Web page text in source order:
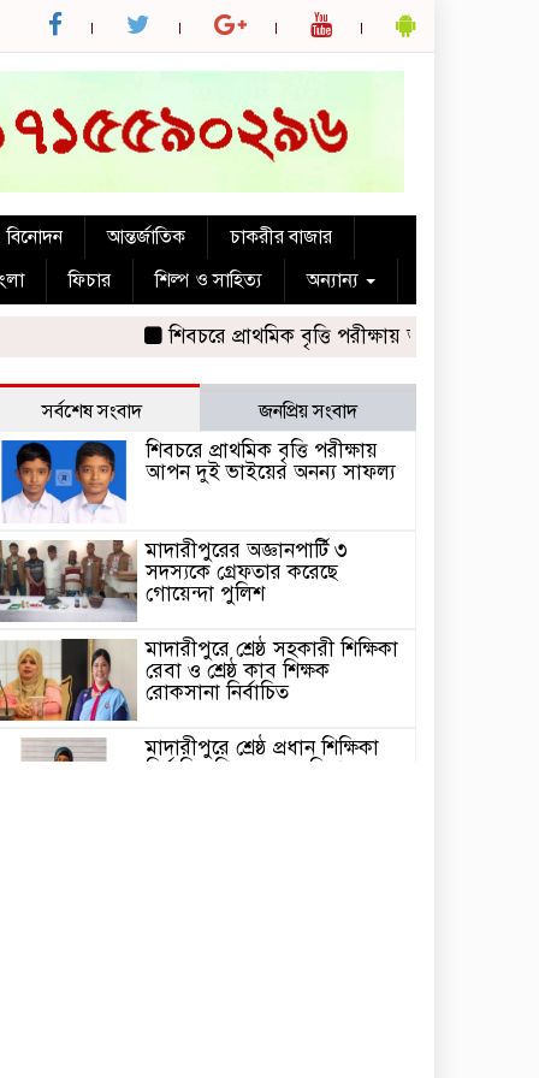
বিনোদন আন্তর্জাতিক
চাকরীর বাজার
ফিচার শিল্প ও সাহিত্য অন্যান্য
শিবচরে প্রাথমিক বৃত্তি পরীক্ষায় আপন দুই ভাইয়ের
সর্বশেষ সংবাদ জনপ্রিয় সংবাদ
শিবচরে প্রাথমিক বৃত্তি পরীক্ষায়
আপন দুই ভাইয়ের অনন্য সাফল্য
মাদারীপুরের অজ্ঞানপার্টি ৩
সদস্যকে গ্রেফতার করেছে
গোয়েন্দা পুলিশ
মাদারীপুরে শ্রেষ্ঠ সহকারী শিক্ষিকা
রেবা ও শ্রেষ্ঠ কাব শিক্ষক
রোকসানা নির্বাচিত
মাদারীপুরে শ্রেষ্ঠ প্রধান শিক্ষিকা
নির্বাচিত শিবচরের সেলিনা